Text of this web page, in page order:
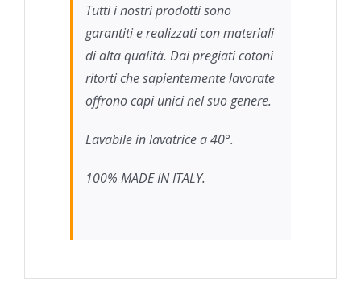
Tutti i nostri prodotti sono
garantiti e realizzati con materiali
di alta qualità. Dai pregiati cotoni
ritorti che sapientemente lavorate
offrono capi unici nel suo genere.
Lavabile in lavatrice a 40°.
100% MADE IN ITALY.